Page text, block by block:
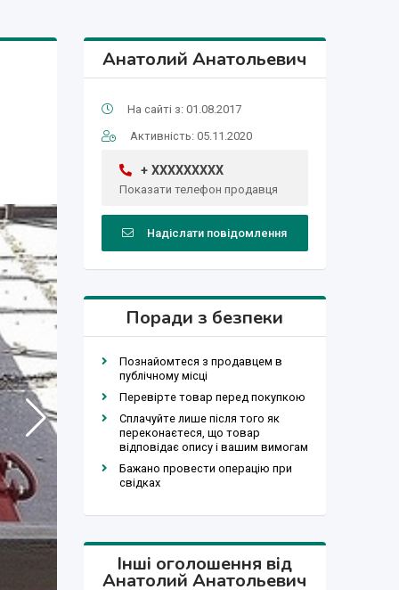
Анатолий Анатольевич
На сайті з: 01.08.2017
Активність: 05.11.2020
+ XXXXXXXXX
Показати телефон продавця
Надіслати повідомлення
Поради з безпеки
Познайомтеся з продавцем в
публічному місці
Перевірте товар перед покупкою
Сплачуйте лише після того як
переконаєтеся, що товар
відповідає опису і вашим вимогам
Бажано провести операцію при
свідках
Інші оголошення від
Анатолий Анатольевич